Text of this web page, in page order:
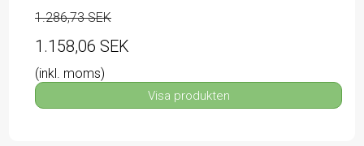
1.286,73 SEK
1.158,06 SEK
(inkl. moms)
Visa produkten